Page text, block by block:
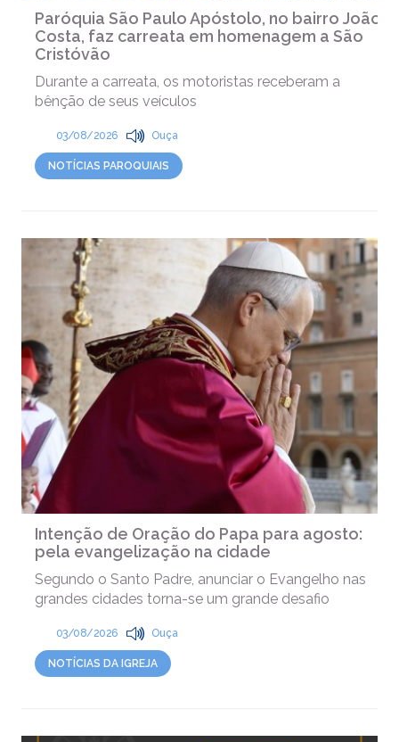
Paróquia São Paulo Apóstolo, no bairro João
Costa, faz carreata em homenagem a São
Cristóvão
Durante a carreata, os motoristas receberam a
bênção de seus veículos
03/08/2026 Ouça
NOTÍCIAS PAROQUIAIS
Intenção de Oração do Papa para agosto:
pela evangelização na cidade
Segundo o Santo Padre, anunciar o Evangelho nas
grandes cidades torna-se um grande desafio
03/08/2026 Ouça
NOTÍCIAS DA IGREJA